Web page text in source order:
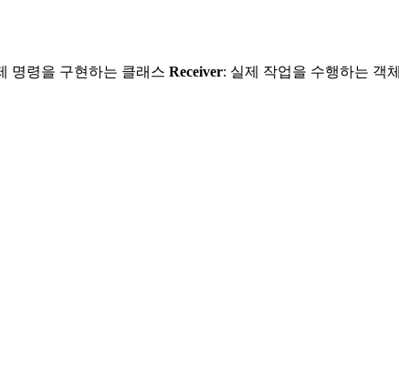
명령을 구현하는 클래스 Receiver: 실제 작업을 수행하는 객체